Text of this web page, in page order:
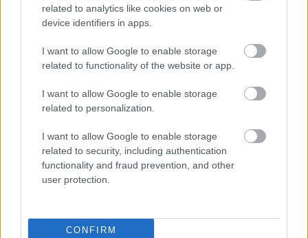
related to analytics like cookies on web or
device identifiers in apps.
I want to allow Google to enable storage
related to functionality of the website or app.
I want to allow Google to enable storage
related to personalization.
I want to allow Google to enable storage
related to security, including authentication
functionality and fraud prevention, and other
user protection.
CONFIRM
Matthew McConaughey (@officiallymcconaughey) által megosztott bejegyzés
A történetei nem szenzációkeltésre szolgálnak, inkább egy
őszinte számvetésről van szó. McConaughey későn, de
nyíltan beszélt a bántalmazásról, ezzel másoknak is erőt